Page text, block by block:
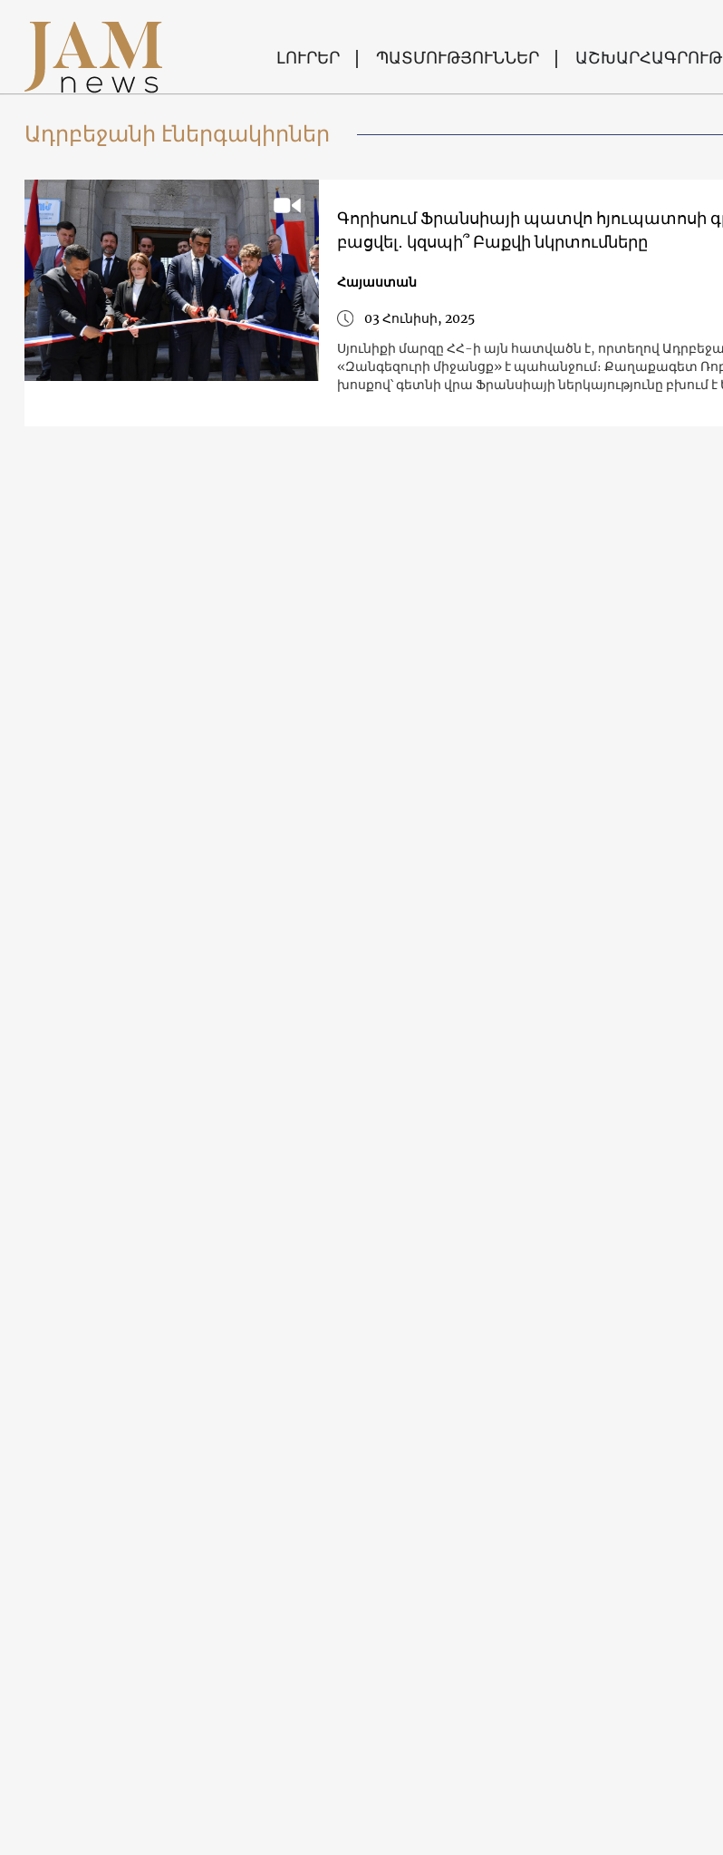
ԼՈՒՐԵՐ ՊԱՏՄՈՒԹՅՈՒՆՆԵՐ
Ադրբեջանի էներգակիրներ
Գորիսում Ֆրանսիայի պատվո հյուպատոսի
բացվել․ կզսպի՞ Բաքվի նկրտումները
Հայաստան
03 Հունիսի, 2025
Սյունիքի մարզը ՀՀ-ի այն հատվածն է, որտեղով
«Զանգեզուրի միջանցք» է պահանջում։ Քաղաքագետ
խոսքով՝ գետնի վրա Ֆրանսիայի ներկայությունը բխում